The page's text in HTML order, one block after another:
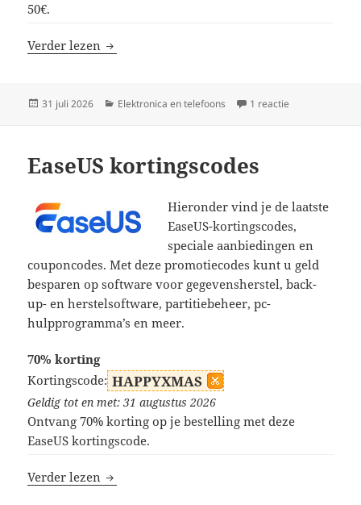
50€.
Verder lezen GeekBuying kortingscodes
Geplaatst
31 juli 2026 Categorieën
Elektronica en telefoons 1 reactie
EaseUS kortingscodes
Hieronder vind je de laatste
EaseUS-kortingscodes,
speciale aanbiedingen en
couponcodes. Met deze promotiecodes kunt u geld
besparen op software voor gegevensherstel, back-
up- en herstelsoftware, partitiebeheer, pc-
hulpprogramma’s en meer.
70% korting
Kortingscode: HAPPYXMAS
Geldig tot en met: 31 augustus 2026
Ontvang 70% korting op je bestelling met deze
EaseUS kortingscode.
Verder lezen EaseUS kortingscodes